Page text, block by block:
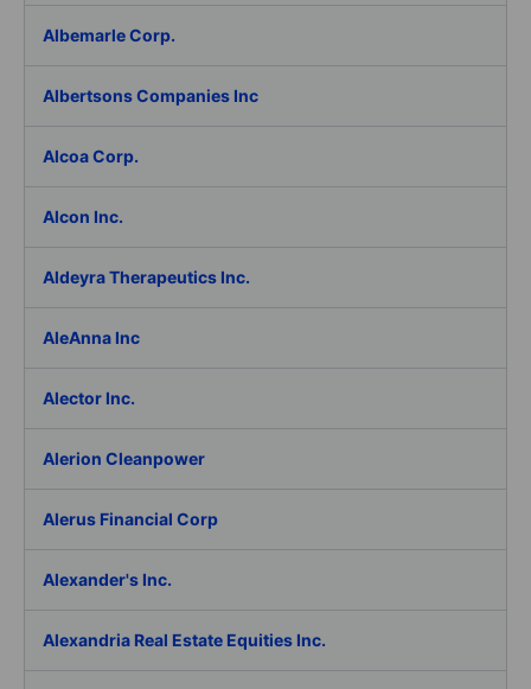
Albemarle Corp.
Albertsons Companies Inc
Alcoa Corp.
Alcon Inc.
Aldeyra Therapeutics Inc.
AleAnna Inc
Alector Inc.
Alerion Cleanpower
Alerus Financial Corp
Alexander's Inc.
Alexandria Real Estate Equities Inc.